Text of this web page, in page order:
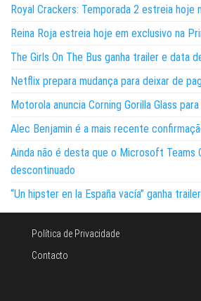
Royal Crackers: Temporada 2 estreia hoje
Reina Roja estreia hoje em exclusivo na
The Girls On The Bus ganha trailer e data
Netflix prepara mudança para deixar de
Motorola anuncia Corning Gorilla Glass
Alec Benjamin é a mais recente
Ainda não é desta que o Microsoft Teams
descontinuado
“Un hipster en la España vacía” ganha
Política de Privacidade
Contacto